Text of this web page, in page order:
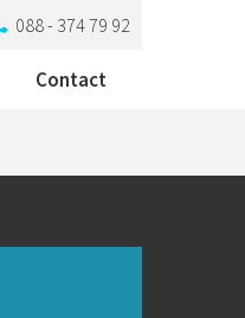
088 - 374 79 92
Contact